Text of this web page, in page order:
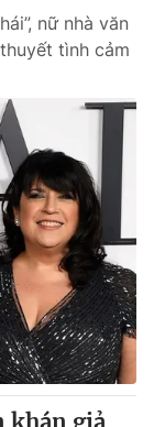
nữ nhà văn
tình cảm